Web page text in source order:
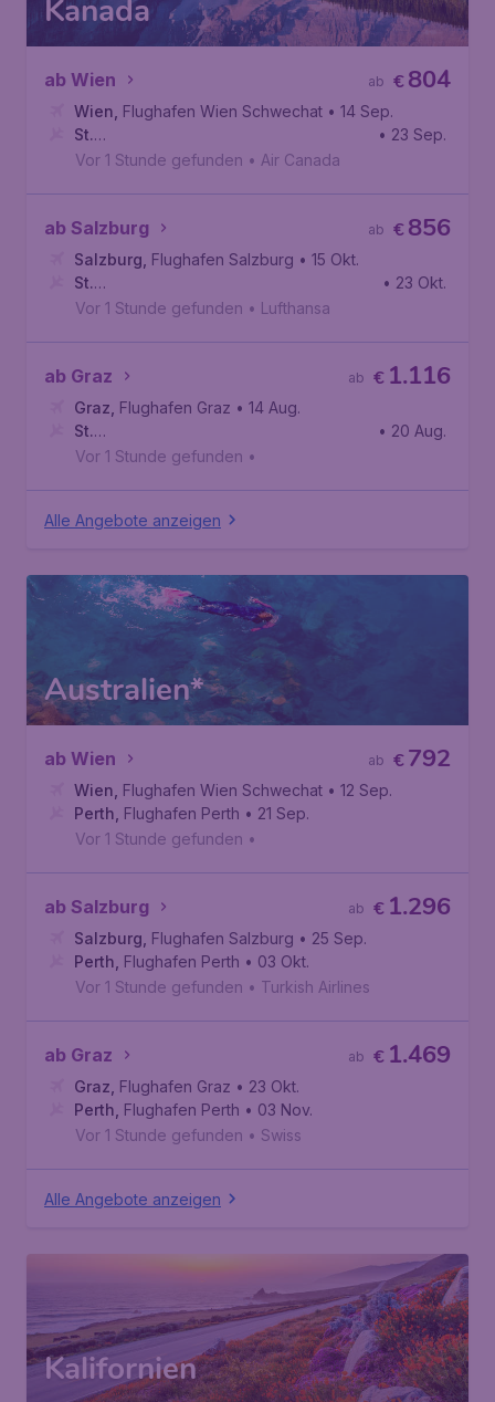
Kanada
ab Wien €804
ab
Wien Flughafen Wien Schwechat • 14 Sep.
St.
John’s, Internationaler Flughafen St. John’s
• 23 Sep.
Vor 1 Stunde gefunden • Air Canada
ab Salzburg €856
ab
Salzburg Flughafen Salzburg • 15 Okt.
St.
John’s, Internationaler Flughafen St. John’s
• 23 Okt.
Vor 1 Stunde gefunden • Lufthansa
ab Graz € 1.116
ab
Graz Flughafen Graz • 14 Aug.
St.
John’s, Internationaler Flughafen St. John’s
• 20 Aug.
Vor 1 Stunde gefunden •
Alle Angebote anzeigen
Australien*
ab Wien €792
ab
Wien Flughafen Wien Schwechat • 12 Sep.
Perth Flughafen Perth • 21 Sep.
Vor 1 Stunde gefunden •
ab Salzburg € 1.296
ab
Salzburg Flughafen Salzburg • 25 Sep.
Perth Flughafen Perth • 03 Okt.
Vor 1 Stunde gefunden • Turkish Airlines
ab Graz € 1.469
ab
Graz Flughafen Graz • 23 Okt.
Perth Flughafen Perth • 03 Nov.
Vor 1 Stunde gefunden • Swiss
Alle Angebote anzeigen
Kalifornien